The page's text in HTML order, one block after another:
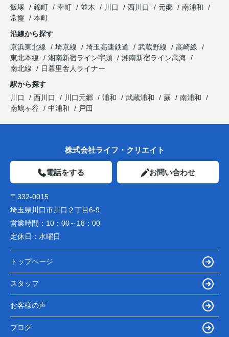
飯塚
錦町 幸町 並木 川口 西川口 元郷
南浦和
常盤
本町
沿線から探す
京浜東北線
埼京線 埼玉高速鉄道 武蔵野線
高崎線
東北本線
湘南新宿ライン宇須
湘南新宿ライン高海
南北線
日暮里舎人ライナー
駅から探す
川口
西川口 川口元郷 浦和 武蔵浦和 蕨
南浦和
南鳩ヶ谷
中浦和 戸田
株式会社ライフ・クリエイト
電話をする お問い合わせ
〒332-0015
埼玉県川口市川口２丁目6-9
営業時間： 10：00～18：00
定休日： 水曜日
トップページ
スタッフ
お客様の声
ブログ